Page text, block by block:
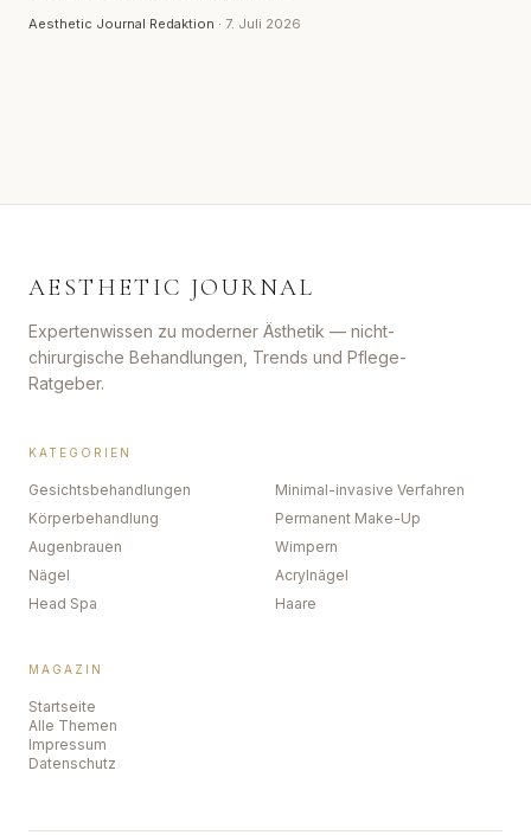
Aesthetic Journal Redaktion · 7. Juli 2026
AESTHETIC JOURNAL
Expertenwissen zu moderner Ästhetik — nicht-
chirurgische Behandlungen, Trends und Pflege-
Ratgeber.
KATEGORIEN
Gesichtsbehandlungen
Minimal-invasive Verfahren
Körperbehandlung
Permanent Make-Up
Augenbrauen
Wimpern
Nägel
Acrylnägel
Head Spa
Haare
MAGAZIN
Startseite
Alle Themen
Impressum
Datenschutz